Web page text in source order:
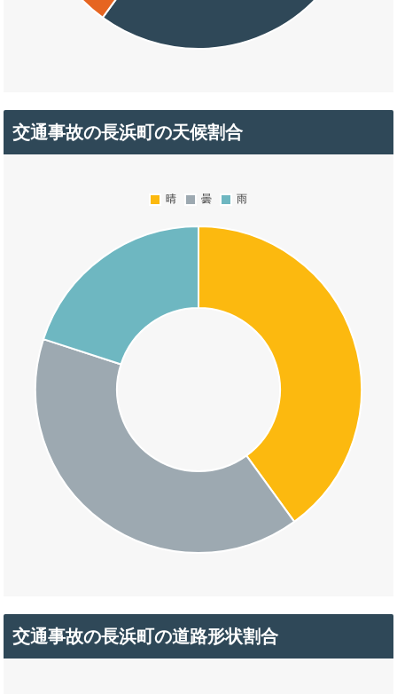
交通事故の長浜町の天候割合
交通事故の長浜町の道路形状割合